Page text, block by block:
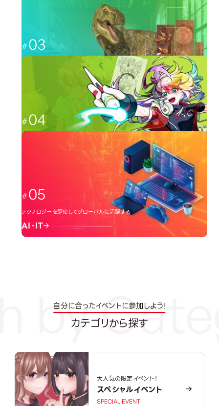
03
CGと映像を駆使して、人々を魅了する
04
日本のクリエーター文化を広める
イラスト・アニメ
05
テクノロジーを駆使してグローバルに活躍する
AI・IT
自分に合ったイベントに参加しよう!
カテゴリから探す
大人気の限定イベント！
スペシャルイベント
SPECIAL EVENT